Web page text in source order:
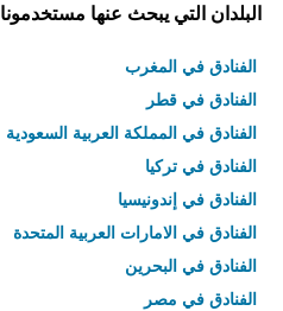
البلدان التي يبحث عنها مستخدمونا
الفنادق في المغرب
الفنادق في قطر
الفنادق في المملكة العربية السعودية
الفنادق في تركيا
الفنادق في إندونيسيا
الفنادق في الامارات العربية المتحدة
الفنادق في البحرين
الفنادق في مصر